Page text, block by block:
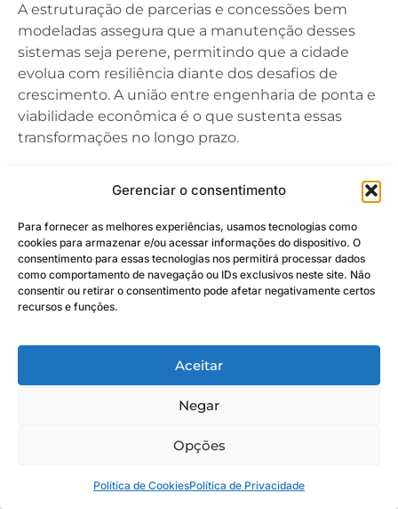
Gerenciar o consentimento
Para fornecer as melhores experiências, usamos tecnologias como
cookies para armazenar e/ou acessar informações do dispositivo. O
consentimento para essas tecnologias nos permitirá processar dados
como comportamento de navegação ou IDs exclusivos neste site. Não
consentir ou retirar o consentimento pode afetar negativamente certos
recursos e funções.
Aceitar
Negar
Opções
Política de CookiesPolítica de Privacidade
A estruturação de parcerias e concessões bem
modeladas assegura que a manutenção desses
sistemas seja perene, permitindo que a cidade
evolua com resiliência diante dos desafios de
crescimento. A união entre engenharia de ponta e
viabilidade econômica é o que sustenta essas
transformações no longo prazo.
Mobilidade urbana de
qualidade e
sustentabilidade andam
juntas?
Sim, mobilidade urbana de qualidade e
sustentabilidade são indissociáveis. Um sistema
eficiente deve reduzir impactos ambientais
isso se traduz na transição para modais
incentivo ao transporte ativo, diminuindo a pegada